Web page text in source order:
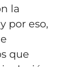
la
por eso,
que